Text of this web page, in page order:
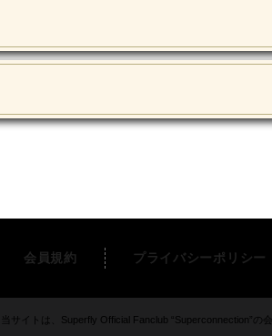
会員規約 プライバシーポリシー
当サイトは、Superfly Official Fanclub “Superconnection”の